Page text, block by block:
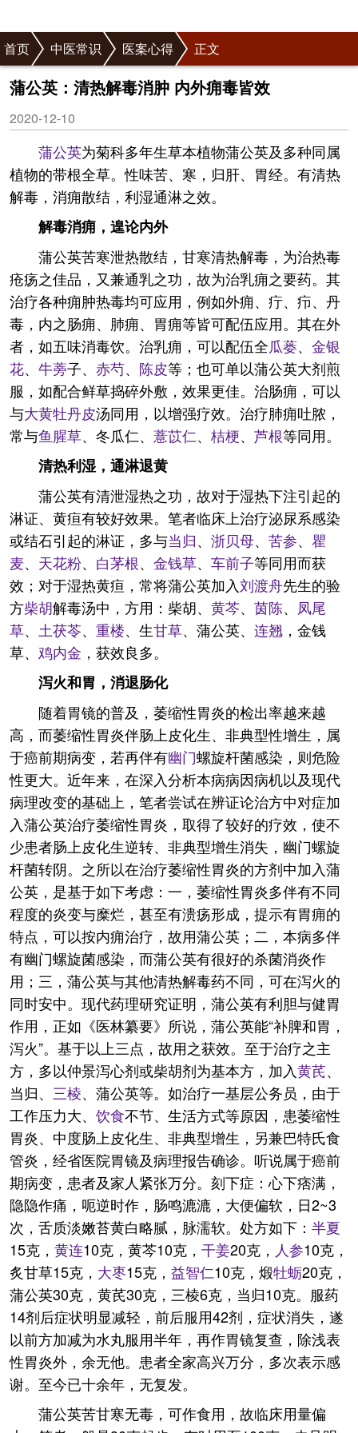
首页 中医常识 医案心得 正文
蒲公英：清热解毒消肿 内外痈毒皆效
2020-12-10
蒲公英为菊科多年生草本植物蒲公英及多种同属
植物的带根全草。性味苦、寒，归肝、胃经。有清热
解毒，消痈散结，利湿通淋之效。
解毒消痈，遑论内外
蒲公英苦寒泄热散结，甘寒清热解毒，为治热毒
疮疡之佳品，又兼通乳之功，故为治乳痈之要药。其
治疗各种痈肿热毒均可应用，例如外痈、疔、疖、丹
毒，内之肠痈、肺痈、胃痈等皆可配伍应用。其在外
者，如五味消毒饮。治乳痈，可以配伍全瓜蒌、 金银
花、 牛蒡子、 赤芍、 陈皮等；也可单以蒲公英大剂煎
服，如配合鲜草捣碎外敷，效果更佳。治肠痈，可以
与大黄牡丹皮汤同用，以增强疗效。治疗肺痈吐脓，
常与鱼腥草、冬瓜仁、 薏苡仁、 桔梗、 芦根等同用。
清热利湿，通淋退黄
蒲公英有清泄湿热之功，故对于湿热下注引起的
淋证、黄疸有较好效果。笔者临床上治疗泌尿系感染
或结石引起的淋证，多与当归、 浙贝母、 苦参、 瞿
麦、 天花粉、 白茅根、 金钱草、 车前子等同用而获
效；对于湿热黄疸，常将蒲公英加入刘渡舟先生的验
方柴胡解毒汤中，方用：柴胡、 黄芩、 茵陈、 凤尾
草、 土茯苓、 重楼、生甘草、蒲公英、 连翘 ，金钱
草、 鸡内金 ，获效良多。
泻火和胃，消退肠化
随着胃镜的普及，萎缩性胃炎的检出率越来越
高，而萎缩性胃炎伴肠上皮化生、非典型性增生，属
于癌前期病变，若再伴有幽门螺旋杆菌感染，则危险
性更大。近年来，在深入分析本病病因病机以及现代
病理改变的基础上，笔者尝试在辨证论治方中对症加
入蒲公英治疗萎缩性胃炎，取得了较好的疗效，使不
少患者肠上皮化生逆转、非典型增生消失，幽门螺旋
杆菌转阴。之所以在治疗萎缩性胃炎的方剂中加入蒲
公英，是基于如下考虑：一，萎缩性胃炎多伴有不同
程度的炎变与糜烂，甚至有溃疡形成，提示有胃痈的
特点，可以按内痈治疗，故用蒲公英；二，本病多伴
有幽门螺旋菌感染，而蒲公英有很好的杀菌消炎作
用；三，蒲公英与其他清热解毒药不同，可在泻火的
同时安中。现代药理研究证明，蒲公英有利胆与健胃
作用，正如《医林纂要》所说，蒲公英能“补脾和胃，
泻火”。基于以上三点，故用之获效。至于治疗之主
方，多以仲景泻心剂或柴胡剂为基本方，加入黄芪、
当归、 三棱、蒲公英等。如治疗一基层公务员，由于
工作压力大、 饮食不节、生活方式等原因，患萎缩性
胃炎、中度肠上皮化生、非典型增生，另兼巴特氏食
管炎，经省医院胃镜及病理报告确诊。听说属于癌前
期病变，患者及家人紧张万分。刻下症：心下痞满，
隐隐作痛，呃逆时作，肠鸣漉漉，大便偏软，日2~3
次，舌质淡嫩苔黄白略腻，脉濡软。处方如下： 半夏
15克， 黄连10克，黄芩10克， 干姜20克， 人参10克，
炙甘草15克， 大枣15克， 益智仁10克，煅牡蛎20克，
蒲公英30克，黄芪30克，三棱6克，当归10克。服药
14剂后症状明显减轻，前后服用42剂，症状消失，遂
以前方加减为水丸服用半年，再作胃镜复查，除浅表
性胃炎外，余无他。患者全家高兴万分，多次表示感
谢。至今已十余年，无复发。
蒲公英苦甘寒无毒，可作食用，故临床用量偏